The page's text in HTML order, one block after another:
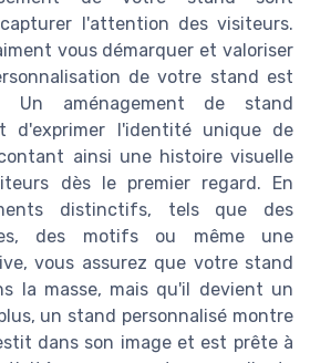
l'attention des visiteurs.
vous démarquer et valoriser
de votre stand est
Un aménagement de stand
d'exprimer l'identité unique de
ainsi une histoire visuelle
dès le premier regard. En
distinctifs, tels que des
des motifs ou même une
vous assurez que votre stand
la masse, mais qu'il devient un
un stand personnalisé montre
dans son image et est prête à